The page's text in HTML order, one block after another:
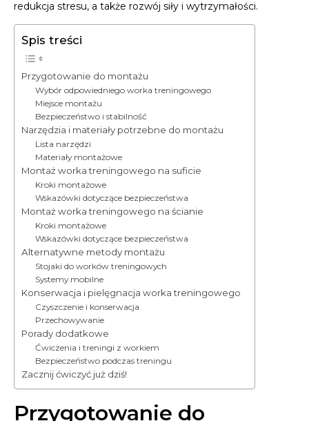
redukcja stresu, a także rozwój siły i wytrzymałości.
Spis treści
Przygotowanie do montażu
Wybór odpowiedniego worka treningowego
Miejsce montażu
Bezpieczeństwo i stabilność
Narzędzia i materiały potrzebne do montażu
Lista narzędzi
Materiały montażowe
Montaż worka treningowego na suficie
Kroki montażowe
Wskazówki dotyczące bezpieczeństwa
Montaż worka treningowego na ścianie
Kroki montażowe
Wskazówki dotyczące bezpieczeństwa
Alternatywne metody montażu
Stojaki do worków treningowych
Systemy mobilne
Konserwacja i pielęgnacja worka treningowego
Czyszczenie i konserwacja
Przechowywanie
Porady dodatkowe
Ćwiczenia i treningi z workiem
Bezpieczeństwo podczas treningu
Zacznij ćwiczyć już dziś!
Przygotowanie do